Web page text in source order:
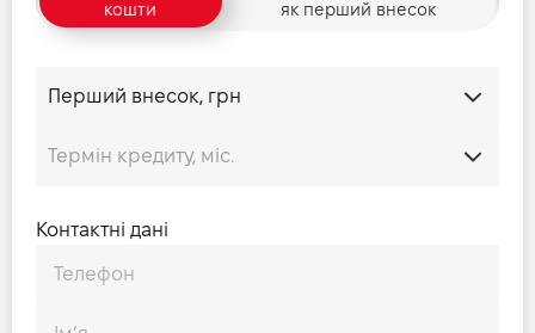
кошти
як перший внесок
Контактні дані